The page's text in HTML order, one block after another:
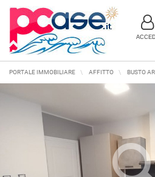
ACCEDI
IMMOBILI IN
RESIDENZIALI
APPARTAMENTI
COMMERCIALI
CAPANNONI
PORTALE IMMOBILIARE AFFITTO BUSTO